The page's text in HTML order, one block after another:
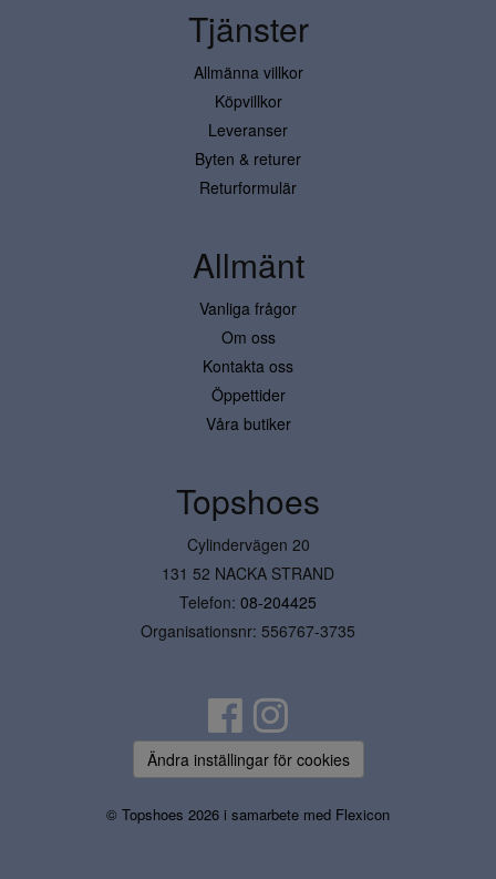
Tjänster
Allmänna villkor
Köpvillkor
Leveranser
Byten & returer
Returformulär
Allmänt
Vanliga frågor
Om oss
Kontakta oss
Öppettider
Våra butiker
Topshoes
Cylindervägen 20
131 52 NACKA STRAND
Telefon: 08-204425
Organisationsnr: 556767-3735
Ändra inställingar för cookies
© Topshoes 2026 i samarbete med Flexicon